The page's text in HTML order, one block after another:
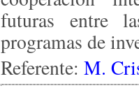
futuras entre
programas de
Referente: M.